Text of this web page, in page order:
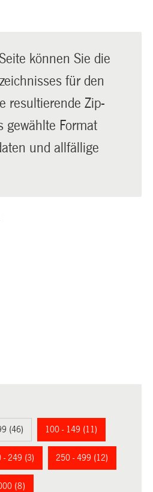
können Sie die
für den
resultierende Zip-
gewählte Format
und allfällige
(46) 100 - 149 (11)
- 249 (3) 250 - 499 (12)
(8)